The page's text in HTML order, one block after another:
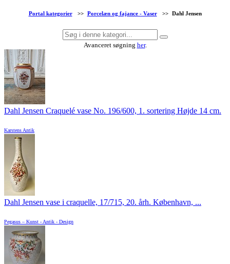
Portal kategorier >> Porcelæn og fajance - Vaser >> Dahl Jensen
Avanceret søgning her.
Dahl Jensen Craquelé vase No. 196/600, 1. sortering Højde 14 cm.
Karstens Antik
Dahl Jensen vase i craquelle, 17/715, 20. årh. København, ...
Pegasus – Kunst - Antik - Design